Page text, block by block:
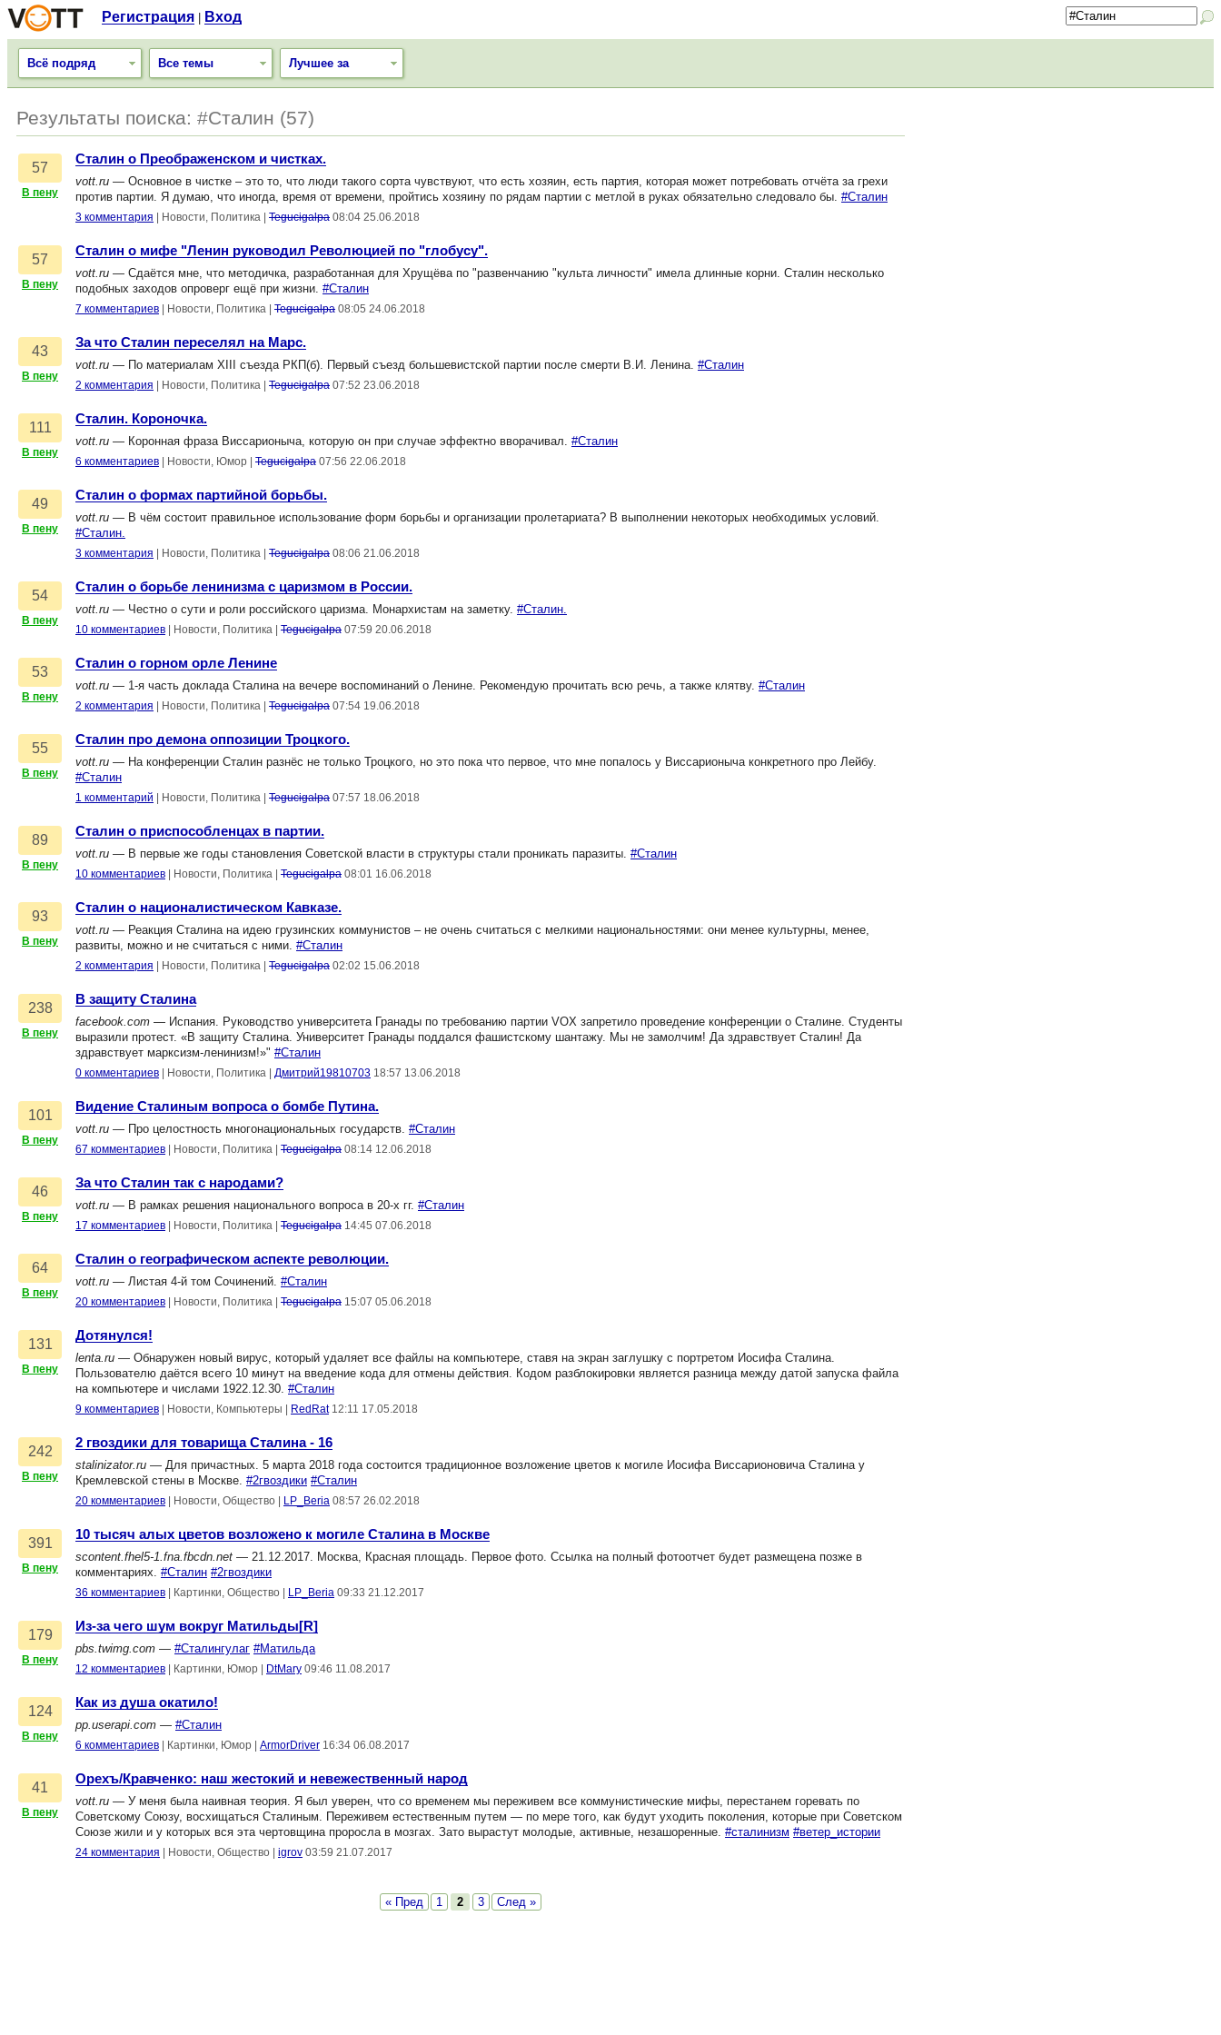
Регистрация Вход
Всё подряд Все темы Лучшее за
Результаты поиска: #Сталин (57)
57
В пену
Сталин о Преображенском и чистках.
vott.ru — Основное в чистке – это то, что люди такого сорта чувствуют, что есть хозяин, есть партия, которая может потребовать отчёта за грехи
против партии. Я думаю, что иногда, время от времени, пройтись хозяину по рядам партии с метлой в руках обязательно следовало бы. #Сталин
3 комментария Новости, Политика Tegucigalpa 08:04 25.06.2018
57
В пену
Сталин о мифе "Ленин руководил Революцией по "глобусу".
vott.ru — Сдаётся мне, что методичка, разработанная для Хрущёва по "развенчанию "культа личности" имела длинные корни. Сталин несколько
подобных заходов опроверг ещё при жизни. #Сталин
7 комментариев Новости, Политика Tegucigalpa 08:05 24.06.2018
43
В пену
За что Сталин переселял на Марс.
vott.ru — По материалам XIII съезда РКП(б). Первый съезд большевистской партии после смерти В.И. Ленина. #Сталин
2 комментария Новости, Политика Tegucigalpa 07:52 23.06.2018
111
В пену
Сталин. Короночка.
vott.ru — Коронная фраза Виссарионыча, которую он при случае эффектно вворачивал. #Сталин
6 комментариев Новости, Юмор Tegucigalpa 07:56 22.06.2018
49
В пену
Сталин о формах партийной борьбы.
vott.ru — В чём состоит правильное использование форм борьбы и организации пролетариата? В выполнении некоторых необходимых условий.
#Сталин.
3 комментария Новости, Политика Tegucigalpa 08:06 21.06.2018
54
В пену
Сталин о борьбе ленинизма с царизмом в России.
vott.ru — Честно о сути и роли российского царизма. Монархистам на заметку. #Сталин.
10 комментариев Новости, Политика Tegucigalpa 07:59 20.06.2018
53
В пену
Сталин о горном орле Ленине
vott.ru — 1-я часть доклада Сталина на вечере воспоминаний о Ленине. Рекомендую прочитать всю речь, а также клятву. #Сталин
2 комментария Новости, Политика Tegucigalpa 07:54 19.06.2018
55
В пену
Сталин про демона оппозиции Троцкого.
vott.ru — На конференции Сталин разнёс не только Троцкого, но это пока что первое, что мне попалось у Виссарионыча конкретного про Лейбу.
#Сталин
1 комментарий Новости, Политика Tegucigalpa 07:57 18.06.2018
89
В пену
Сталин о приспособленцах в партии.
vott.ru — В первые же годы становления Советской власти в структуры стали проникать паразиты. #Сталин
10 комментариев Новости, Политика Tegucigalpa 08:01 16.06.2018
93
В пену
Сталин о националистическом Кавказе.
vott.ru — Реакция Сталина на идею грузинских коммунистов – не очень считаться с мелкими национальностями: они менее культурны, менее,
развиты, можно и не считаться с ними. #Сталин
2 комментария Новости, Политика Tegucigalpa 02:02 15.06.2018
238
В пену
В защиту Сталина
facebook.com — Испания. Руководство университета Гранады по требованию партии VOX запретило проведение конференции о Сталине. Студенты
выразили протест. «В защиту Сталина. Университет Гранады поддался фашистскому шантажу. Мы не замолчим! Да здравствует Сталин! Да
здравствует марксизм-ленинизм!»" #Сталин
0 комментариев Новости, Политика Дмитрий19810703 18:57 13.06.2018
101
В пену
Видение Сталиным вопроса о бомбе Путина.
vott.ru — Про целостность многонациональных государств. #Сталин
67 комментариев Новости, Политика Tegucigalpa 08:14 12.06.2018
46
В пену
За что Сталин так с народами?
vott.ru — В рамках решения национального вопроса в 20-х гг. #Сталин
17 комментариев Новости, Политика Tegucigalpa 14:45 07.06.2018
64
В пену
Сталин о географическом аспекте революции.
vott.ru — Листая 4-й том Сочинений. #Сталин
20 комментариев Новости, Политика Tegucigalpa 15:07 05.06.2018
131
В пену
Дотянулся!
lenta.ru — Обнаружен новый вирус, который удаляет все файлы на компьютере, ставя на экран заглушку с портретом Иосифа Сталина.
Пользователю даётся всего 10 минут на введение кода для отмены действия. Кодом разблокировки является разница между датой запуска файла
на компьютере и числами 1922.12.30. #Сталин
9 комментариев Новости, Компьютеры RedRat 12:11 17.05.2018
242
В пену
2 гвоздики для товарища Сталина - 16
stalinizator.ru — Для причастных. 5 марта 2018 года состоится традиционное возложение цветов к могиле Иосифа Виссарионовича Сталина у
Кремлевской стены в Москве. #2гвоздики #Сталин
20 комментариев Новости, Общество LP_Beria 08:57 26.02.2018
391
В пену
10 тысяч алых цветов возложено к могиле Сталина в Москве
scontent.fhel5-1.fna.fbcdn.net — 21.12.2017. Москва, Красная площадь. Первое фото. Ссылка на полный фотоотчет будет размещена позже в
комментариях. #Сталин #2гвоздики
36 комментариев Картинки, Общество LP_Beria 09:33 21.12.2017
179
В пену
Из-за чего шум вокруг Матильды[R]
pbs.twimg.com — #Сталингулаг #Матильда
12 комментариев Картинки, Юмор DtMary 09:46 11.08.2017
124
В пену
Как из душа окатило!
pp.userapi.com — #Сталин
6 комментариев Картинки, Юмор ArmorDriver 16:34 06.08.2017
41
В пену
Орехъ/Кравченко: наш жестокий и невежественный народ
vott.ru — У меня была наивная теория. Я был уверен, что со временем мы переживем все коммунистические мифы, перестанем горевать по
Советскому Союзу, восхищаться Сталиным. Переживем естественным путем — по мере того, как будут уходить поколения, которые при Советском
Союзе жили и у которых вся эта чертовщина проросла в мозгах. Зато вырастут молодые, активные, незашоренные. #сталинизм #ветер_истории
24 комментария Новости, Общество igrov 03:59 21.07.2017
« Пред 1 2 3 След »